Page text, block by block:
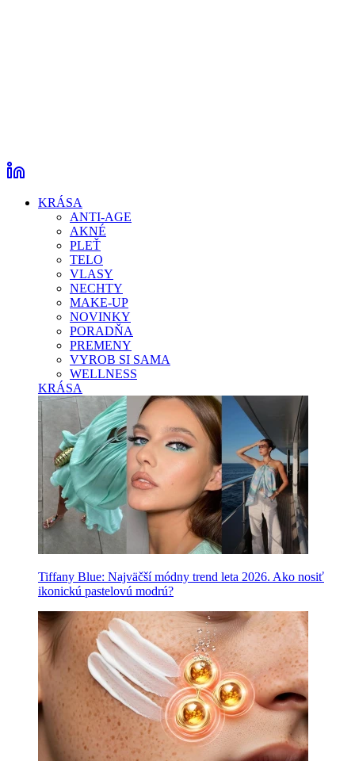
KRÁSA
ANTI-AGE
AKNÉ
PLEŤ
TELO
VLASY
NECHTY
MAKE-UP
NOVINKY
PORADŇA
PREMENY
VYROB SI SAMA
WELLNESS
KRÁSA
Tiffany Blue: Najväčší módny trend leta 2026. Ako nosiť
ikonickú pastelovú modrú?